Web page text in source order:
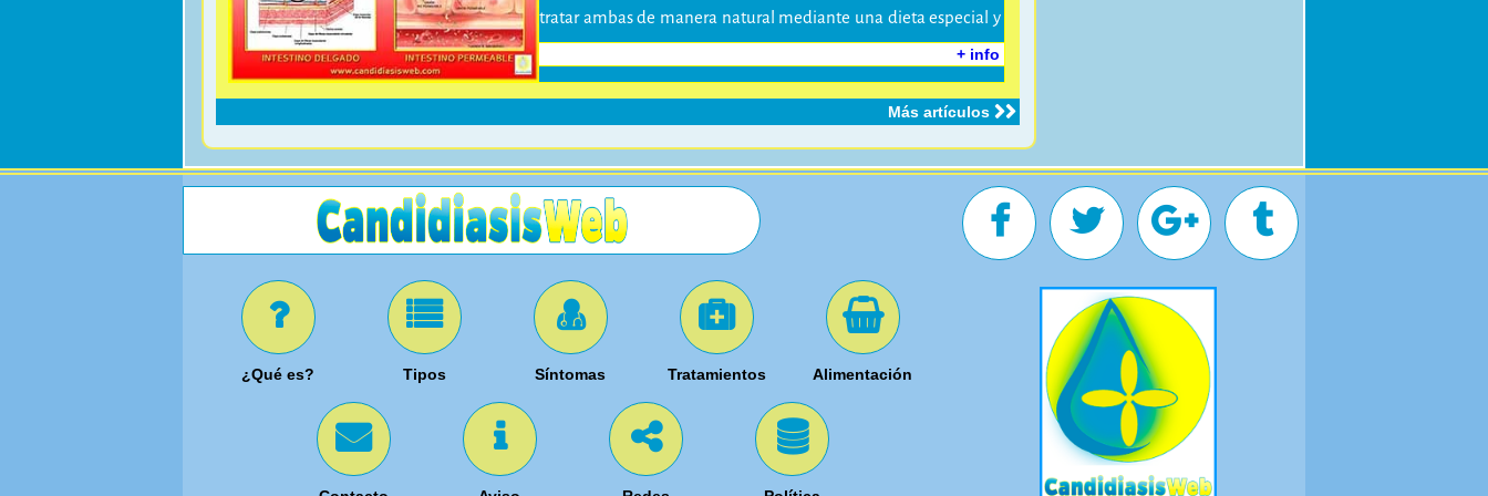
tratar ambas de manera natural mediante una dieta especial y
el uso de algunos suplementos alimenticios.
+ info
Más artículos
¿Qué es? Tipos Síntomas Tratamientos Alimentación